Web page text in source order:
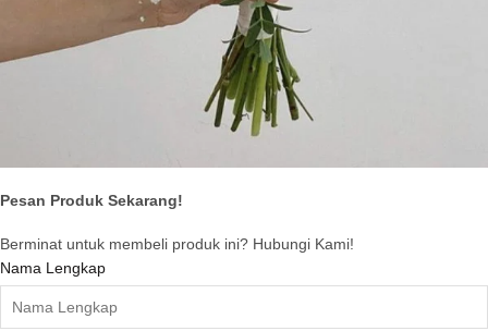
Pesan Produk Sekarang!
Berminat untuk membeli produk ini? Hubungi Kami!
Nama Lengkap